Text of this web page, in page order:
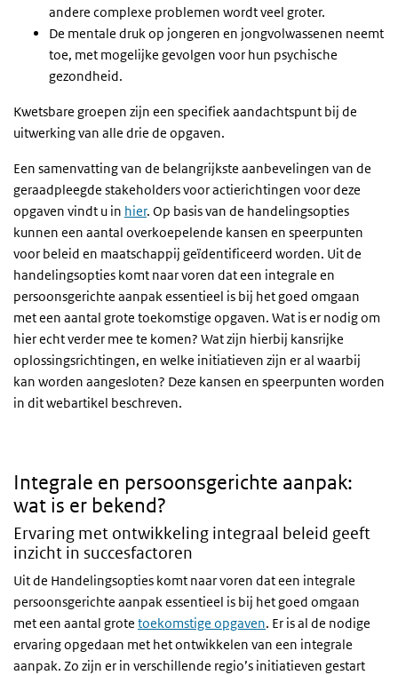
andere complexe problemen wordt veel groter.
De mentale druk op jongeren en jongvolwassenen neemt
toe, met mogelijke gevolgen voor hun psychische
gezondheid.
Kwetsbare groepen zijn een specifiek aandachtspunt bij de
uitwerking van alle drie de opgaven.
Een samenvatting van de belangrijkste aanbevelingen van de
geraadpleegde stakeholders voor actierichtingen voor deze
opgaven vindt u in hier. Op basis van de handelingsopties
kunnen een aantal overkoepelende kansen en speerpunten
voor beleid en maatschappij geïdentificeerd worden. Uit de
handelingsopties komt naar voren dat een integrale en
persoonsgerichte aanpak essentieel is bij het goed omgaan
met een aantal grote toekomstige opgaven. Wat is er nodig om
hier echt verder mee te komen? Wat zijn hierbij kansrijke
oplossingsrichtingen, en welke initiatieven zijn er al waarbij
kan worden aangesloten? Deze kansen en speerpunten worden
in dit webartikel beschreven.
Integrale en persoonsgerichte aanpak:
wat is er bekend?
Ervaring met ontwikkeling integraal beleid geeft
inzicht in succesfactoren
Uit de Handelingsopties komt naar voren dat een integrale
persoonsgerichte aanpak essentieel is bij het goed omgaan
met een aantal grote toekomstige opgaven. Er is al de nodige
ervaring opgedaan met het ontwikkelen van een integrale
aanpak. Zo zijn er in verschillende regio’s initiatieven gestart